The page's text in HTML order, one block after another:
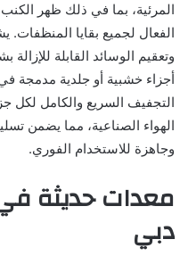
المرئية، بما في ذلك ظهر
الفعال لجميع بقايا
وتعقيم الوسائد القابلة
أجزاء خشبية أو جلدية مدمجة
التجفيف السريع والكامل لكل
الهواء الصناعية، مما يضمن
وجاهزة للاستخدام الفوري.
معدات حديثة
دبي